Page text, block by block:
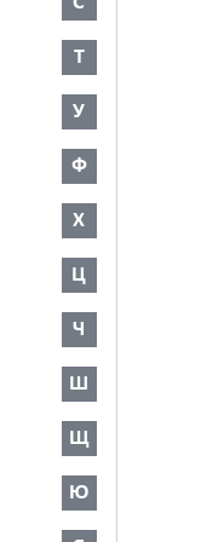
Т
У
Ф
Х
Ц
Ч
Ш
Щ
Ю